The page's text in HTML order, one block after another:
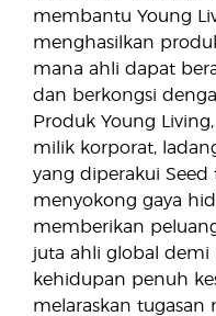
membantu Young
menghasilkan
mana ahli dapat
dan berkongsi
Produk Young
milik korporat,
yang diperakui Seed
menyokong gaya
memberikan
juta ahli global
kehidupan penuh
melaraskan tugasan